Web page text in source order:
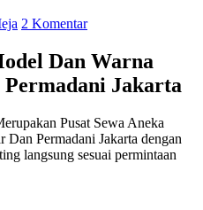
2 Komentar
Dan Warna
Jakarta
Pusat Sewa Aneka
Permadani Jakarta dengan
langsung sesuai permintaan